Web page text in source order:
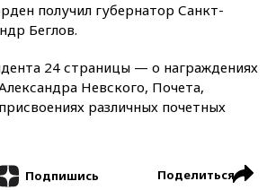
получил губернатор Санкт-
Беглов.
24 страницы — о награждениях
Невского, Почета,
различных почетных
Подпишись Поделиться